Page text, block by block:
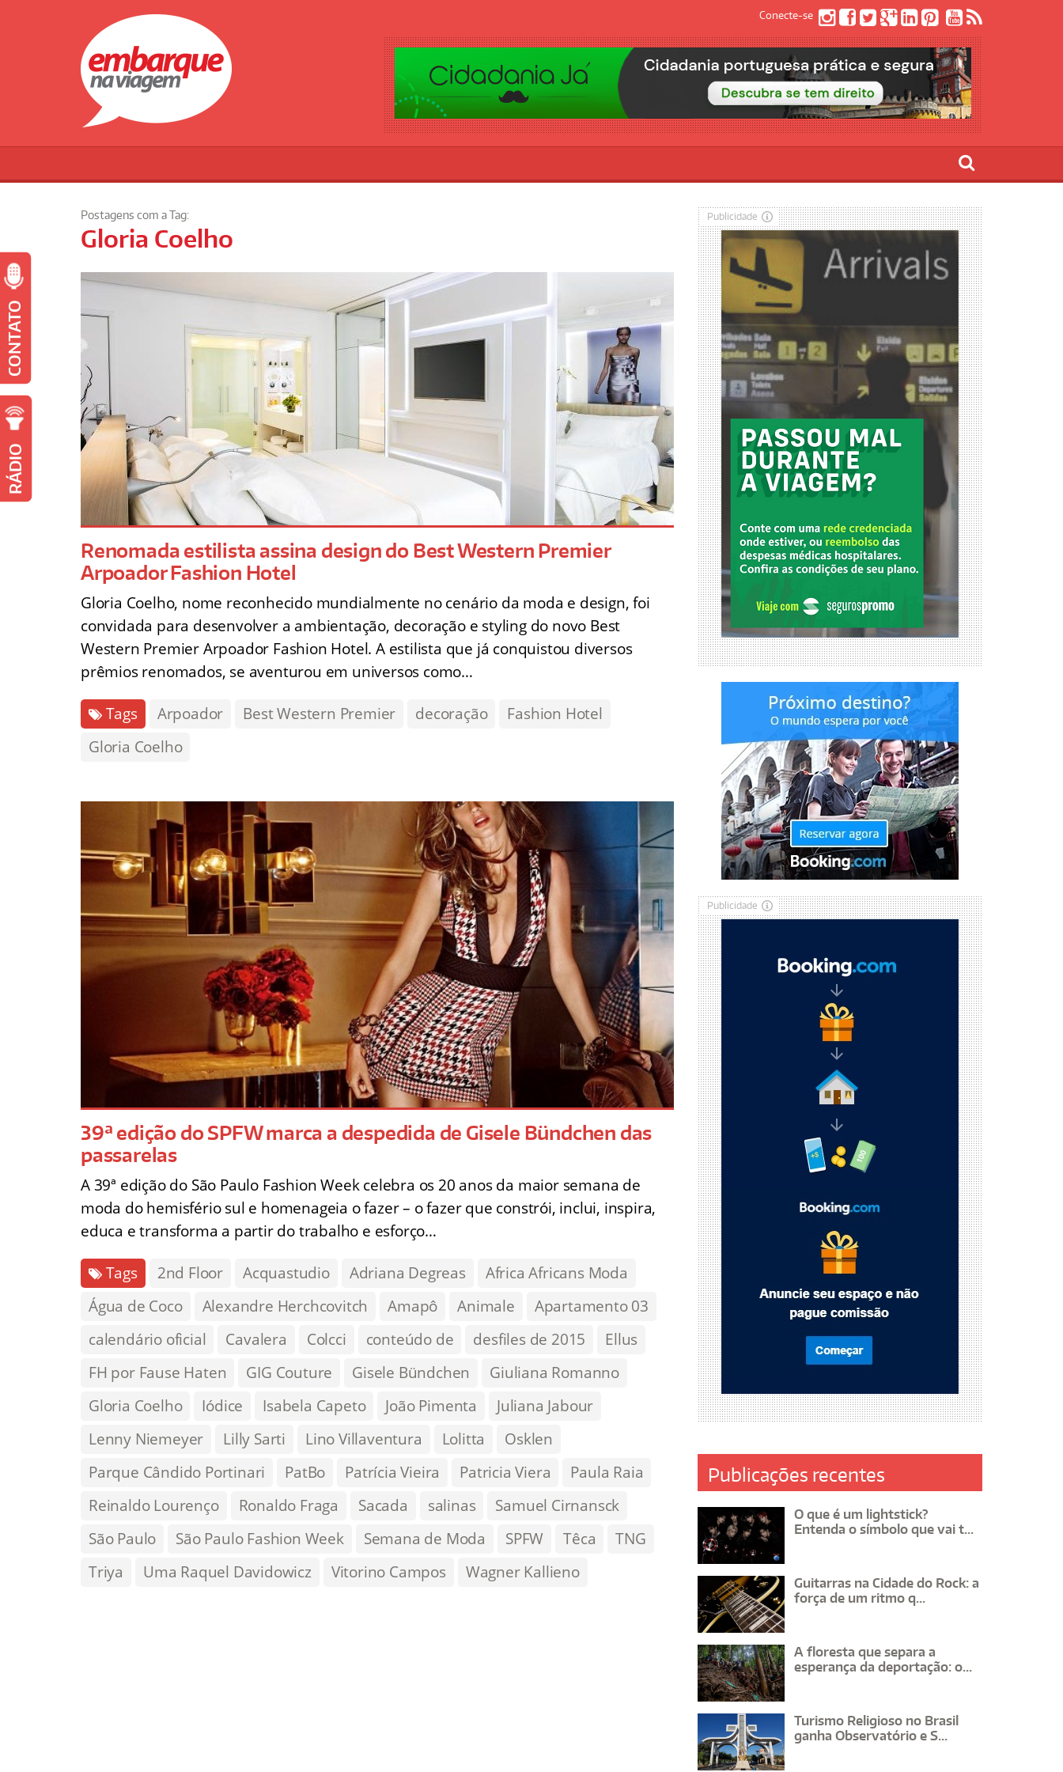
Conecte-se
Postagens com a Tag:
Gloria Coelho
Renomada estilista assina design do Best Western Premier
Arpoador Fashion Hotel
Gloria Coelho, nome reconhecido mundialmente no cenário da moda e design, foi
convidada para desenvolver a ambientação, decoração e styling do novo Best
Western Premier Arpoador Fashion Hotel. A estilista que já conquistou diversos
prêmios renomados, se aventurou em universos como…
Tags Arpoador Best Western Premier decoração
Fashion Hotel
Gloria Coelho
39ª edição do SPFW marca a despedida de Gisele Bündchen das
passarelas
A 39ª edição do São Paulo Fashion Week celebra os 20 anos da maior semana de
moda do hemisfério sul e homenageia o fazer – o fazer que constrói, inclui, inspira,
educa e transforma a partir do trabalho e esforço…
Tags 2nd Floor Acquastudio Adriana Degreas
Africa Africans Moda
Água de Coco
Alexandre Herchcovitch Amapô Animale
Apartamento 03
calendário oficial
Cavalera Colcci conteúdo de desfiles de 2015
Ellus
FH por Fause Haten
GIG Couture Gisele Bündchen
Giuliana Romanno
Gloria Coelho
Iódice Isabela Capeto João Pimenta
Juliana Jabour
Lenny Niemeyer
Lilly Sarti Lino Villaventura Lolitta
Osklen
Parque Cândido Portinari
PatBo Patrícia Vieira Patricia Viera
Paula Raia
Reinaldo Lourenço
Ronaldo Fraga Sacada salinas
Samuel Cirnansck
São Paulo
São Paulo Fashion Week Semana de Moda SPFW Têca
TNG
Triya
Uma Raquel Davidowicz Vitorino Campos Wagner Kallieno
Publicidade
Publicidade
Publicações recentes
O que é um lightstick?
Entenda o símbolo que vai t...
Guitarras na Cidade do Rock: a
força de um ritmo q...
A floresta que separa a
esperança da deportação: o...
Turismo Religioso no Brasil
ganha Observatório e S...
CONTATO
RÁDIO